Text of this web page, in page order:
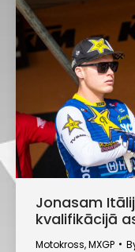
Jonasam
kvalifikācijā
Motokross,MXGP